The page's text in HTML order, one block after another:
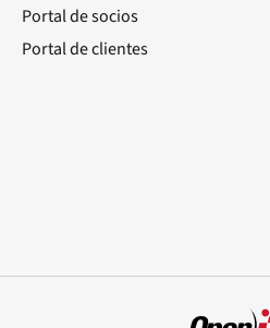
Portal de socios
Portal de clientes